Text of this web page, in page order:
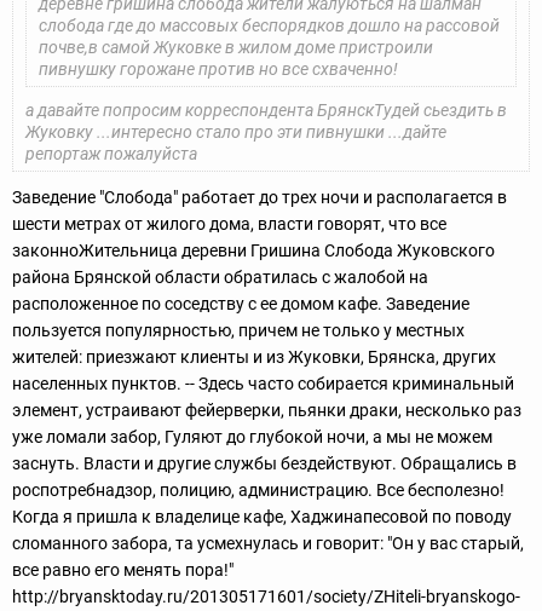
слобода где до массовых беспорядков дошло на рассовой
почве,в самой Жуковке в жилом доме пристроили
пивнушку горожане против но все схваченно!
а давайте попросим корреспондента БрянскТудей сьездить в
Жуковку ...интересно стало про эти пивнушки ...дайте
репортаж пожалуйста
Заведение "Слобода" работает до трех ночи и располагается в
шести метрах от жилого дома, власти говорят, что все
законноЖительница деревни Гришина Слобода Жуковского
района Брянской области обратилась с жалобой на
расположенное по соседству с ее домом кафе. Заведение
пользуется популярностью, причем не только у местных
жителей: приезжают клиенты и из Жуковки, Брянска, других
населенных пунктов. -- Здесь часто собирается криминальный
элемент, устраивают фейерверки, пьянки драки, несколько раз
уже ломали забор, Гуляют до глубокой ночи, а мы не можем
заснуть. Власти и другие службы бездействуют. Обращались в
роспотребнадзор, полицию, администрацию. Все бесполезно!
Когда я пришла к владелице кафе, Хаджинапесовой по поводу
сломанного забора, та усмехнулась и говорит: "Он у вас старый,
все равно его менять пора!"
http://bryansktoday.ru/201305171601/society/ZHiteli-bryanskogo-